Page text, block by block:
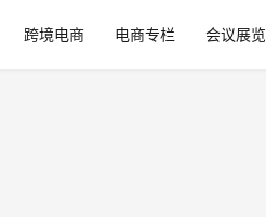
跨境电商 电商专栏 会议展览